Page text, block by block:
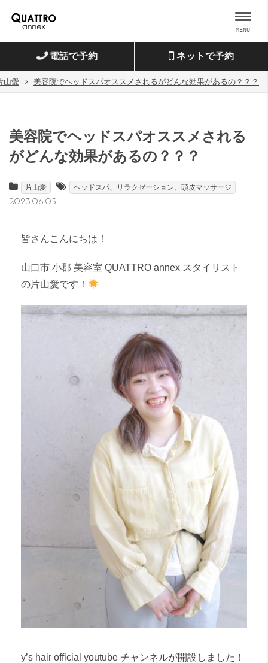
電話で予約 ネットで予約
山愛 美容院でヘッドスパオススメされるがどんな効果があるの？？？
美容院でヘッドスパオススメされる
がどんな効果があるの？？？
片山愛 ヘッドスパ、リラクゼーション、頭皮マッサージ
2023.06.05
皆さんこんにちは！
山口市 小郡 美容室 QUATTRO annex スタイリスト
の片山愛です！
y’s hair official youtube チャンネルが開設しました！
MENU